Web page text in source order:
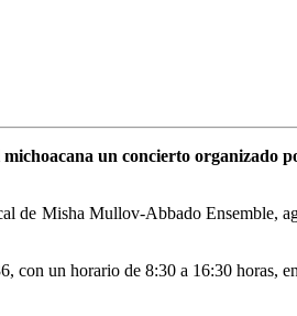
un concierto organizado
de Misha Mullov-Abbado Ensemble,
con un horario de 8:30 a 16:30 horas,